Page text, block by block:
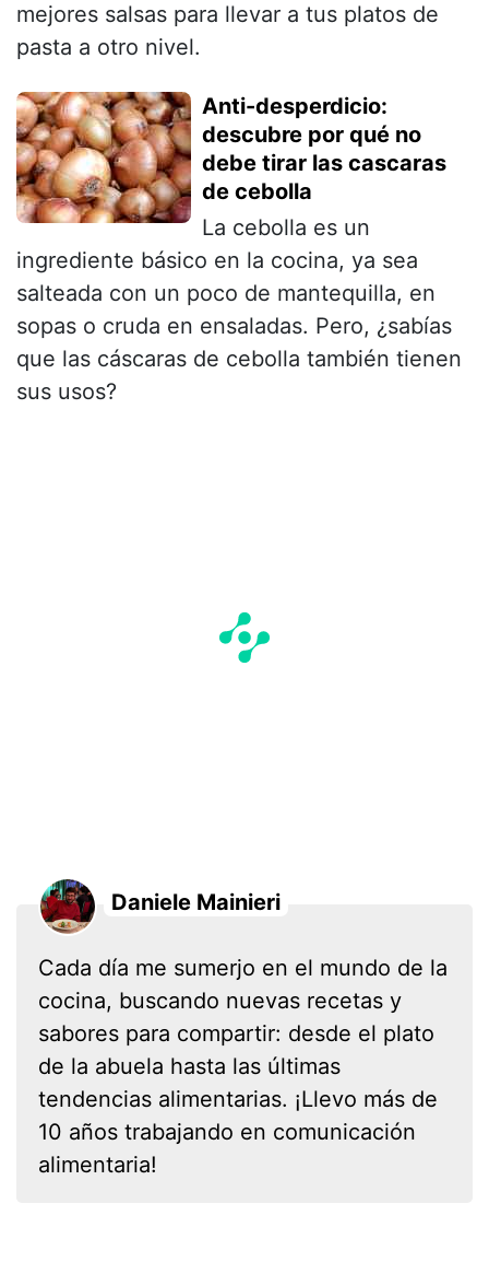
mejores salsas para llevar a tus platos de
pasta a otro nivel.
Anti-desperdicio:
descubre por qué no
debe tirar las cascaras
de cebolla
La cebolla es un
ingrediente básico en la cocina, ya sea
salteada con un poco de mantequilla, en
sopas o cruda en ensaladas. Pero, ¿sabías
que las cáscaras de cebolla también tienen
sus usos?
Daniele Mainieri
Cada día me sumerjo en el mundo de la
cocina, buscando nuevas recetas y
sabores para compartir: desde el plato
de la abuela hasta las últimas
tendencias alimentarias. ¡Llevo más de
10 años trabajando en comunicación
alimentaria!